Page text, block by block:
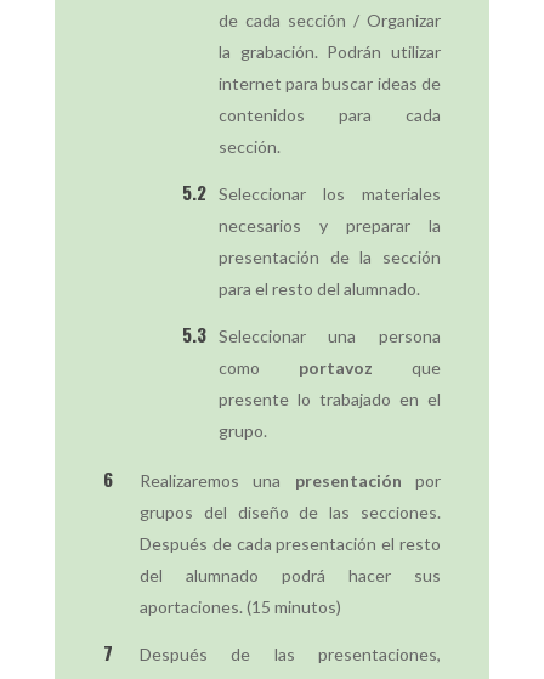
de cada sección / Organizar
la grabación. Podrán utilizar
internet para buscar ideas de
contenidos para cada
sección.
Seleccionar los materiales
necesarios y preparar la
presentación de la sección
para el resto del alumnado.
Seleccionar una persona
como portavoz que
presente lo trabajado en el
grupo.
Realizaremos una presentación por
grupos del diseño de las secciones.
Después de cada presentación el resto
del alumnado podrá hacer sus
aportaciones. (15 minutos)
Después de las presentaciones,